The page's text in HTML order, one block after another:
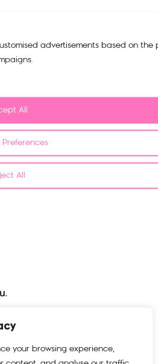
your browsing experience,
advertisements based on the
All
Preferences
All
ำกัด
.